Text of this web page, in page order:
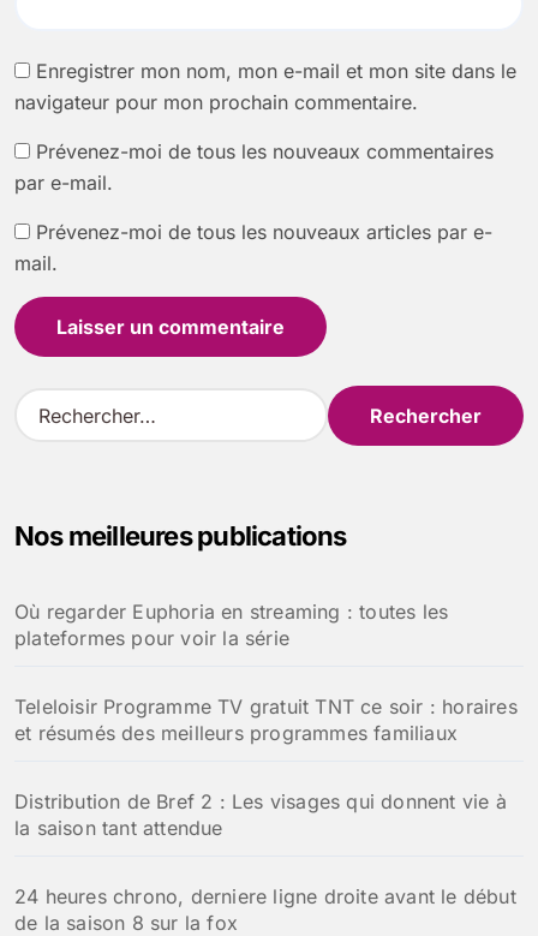
Enregistrer mon nom, mon e-mail et mon site dans le
navigateur pour mon prochain commentaire.
Prévenez-moi de tous les nouveaux commentaires
par e-mail.
Prévenez-moi de tous les nouveaux articles par e-
mail.
R
e
r
e
r
Nos meilleures publications
Où regarder Euphoria en streaming : toutes les
plateformes pour voir la série
Teleloisir Programme TV gratuit TNT ce soir : horaires
et résumés des meilleurs programmes familiaux
Distribution de Bref 2 : Les visages qui donnent vie à
la saison tant attendue
24 heures chrono, derniere ligne droite avant le début
de la saison 8 sur la fox